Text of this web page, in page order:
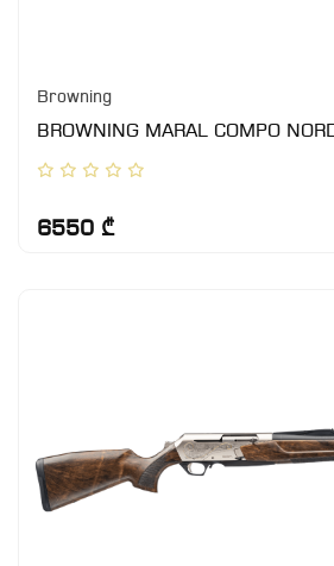
Browning
BROWNING MARAL COMPO
6550 ₾